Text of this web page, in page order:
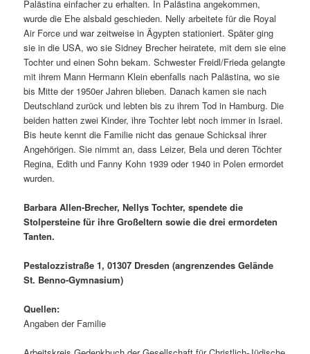
Palästina einfacher zu erhalten. In Palästina angekommen,
wurde die Ehe alsbald geschieden. Nelly arbeitete für die Royal
Air Force und war zeitweise in Ägypten stationiert. Später ging
sie in die USA, wo sie Sidney Brecher heiratete, mit dem sie eine
Tochter und einen Sohn bekam. Schwester Freidl/Frieda gelangte
mit ihrem Mann Hermann Klein ebenfalls nach Palästina, wo sie
bis Mitte der 1950er Jahren blieben. Danach kamen sie nach
Deutschland zurück und lebten bis zu ihrem Tod in Hamburg. Die
beiden hatten zwei Kinder, ihre Tochter lebt noch immer in Israel.
Bis heute kennt die Familie nicht das genaue Schicksal ihrer
Angehörigen. Sie nimmt an, dass Leizer, Bela und deren Töchter
Regina, Edith und Fanny Kohn 1939 oder 1940 in Polen ermordet
wurden.
Barbara Allen-Brecher, Nellys Tochter, spendete die
Stolpersteine für ihre Großeltern sowie die drei ermordeten
Tanten.
Pestalozzistraße 1, 01307 Dresden (angrenzendes Gelände
St. Benno-Gymnasium)
Quellen:
Angaben der Familie